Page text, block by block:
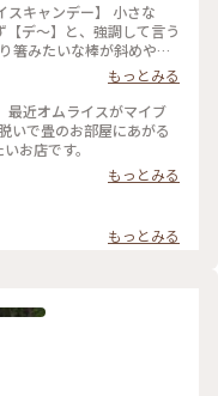
スキャンデー】 小さな
【デ〜】と、強調して言う
箸みたいな棒が斜めやね
た チョコと違うねん❗️ コ
もっとみる
最近オムライスがマイブ
いで畳のお部屋にあがる
お店です。
もっとみる
もっとみる